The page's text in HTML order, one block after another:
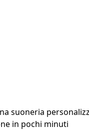
suoneria
in pochi minuti